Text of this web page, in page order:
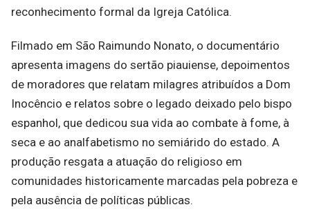
reconhecimento formal da Igreja Católica.
Filmado em São Raimundo Nonato, o documentário
apresenta imagens do sertão piauiense, depoimentos
de moradores que relatam milagres atribuídos a Dom
Inocêncio e relatos sobre o legado deixado pelo bispo
espanhol, que dedicou sua vida ao combate à fome, à
seca e ao analfabetismo no semiárido do estado. A
produção resgata a atuação do religioso em
comunidades historicamente marcadas pela pobreza e
pela ausência de políticas públicas.